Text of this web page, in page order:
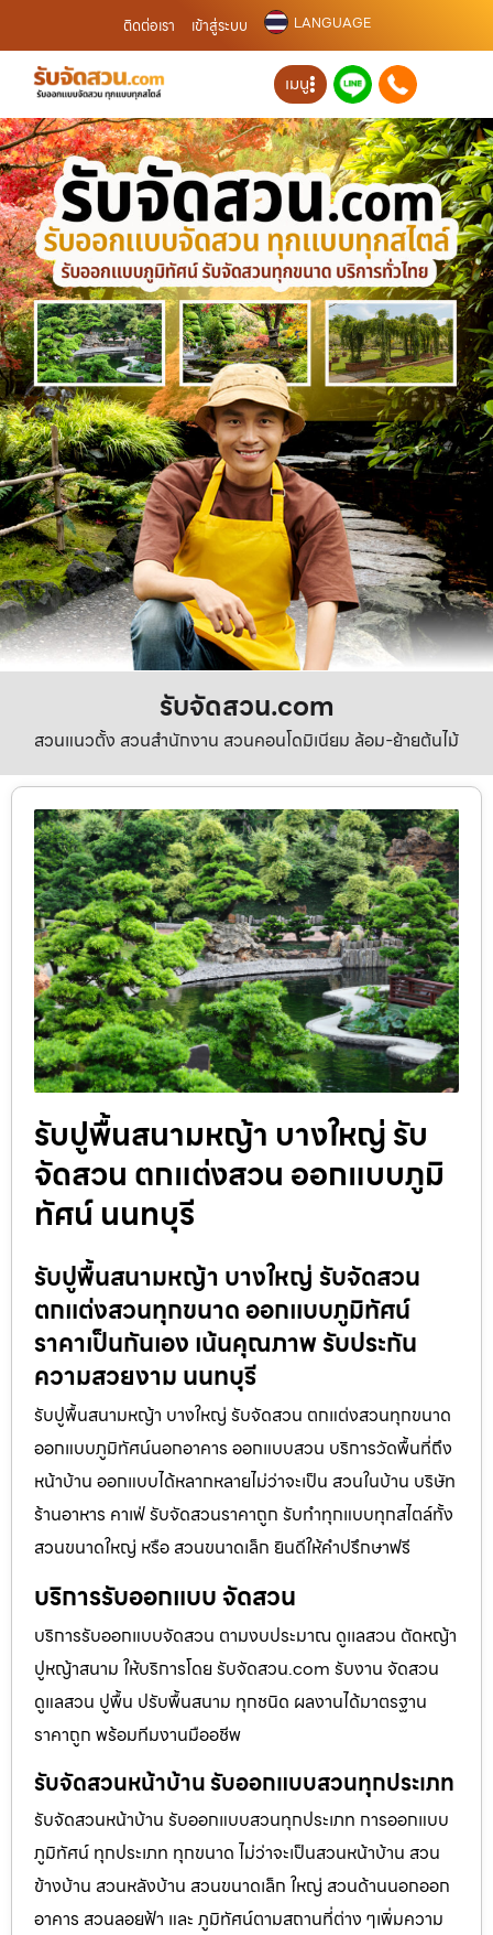
ติดต่อเรา เข้าสู่ระบบ LANGUAGE
เมนู
รับจัดสวน.com
สวนแนวตั้ง สวนสำนักงาน สวนคอนโดมิเนียม ล้อม-ย้ายต้นไม้
รับปูพื้นสนามหญ้า บางใหญ่ รับ
จัดสวน ตกแต่งสวน ออกแบบภูมิ
ทัศน์ นนทบุรี
รับปูพื้นสนามหญ้า บางใหญ่ รับจัดสวน
ตกแต่งสวนทุกขนาด ออกแบบภูมิทัศน์
ราคาเป็นกันเอง เน้นคุณภาพ รับประกัน
ความสวยงาม นนทบุรี
รับปูพื้นสนามหญ้า บางใหญ่ รับจัดสวน ตกแต่งสวนทุกขนาด
ออกแบบภูมิทัศน์นอกอาคาร ออกแบบสวน บริการวัดพื้นที่ถึง
หน้าบ้าน ออกแบบได้หลากหลายไม่ว่าจะเป็น สวนในบ้าน บริษัท
ร้านอาหาร คาเฟ่ รับจัดสวนราคาถูก รับทำทุกแบบทุกสไตล์ทั้ง
สวนขนาดใหญ่ หรือ สวนขนาดเล็ก ยินดีให้คำปรึกษาฟรี
บริการรับออกแบบ จัดสวน
บริการรับออกแบบจัดสวน ตามงบประมาณ ดูเเลสวน ตัดหญ้า
ปูหญ้าสนาม ให้บริการโดย รับจัดสวน.com รับงาน จัดสวน
ดูแลสวน ปูพื้น ปรับพื้นสนาม ทุกชนิด ผลงานได้มาตรฐาน
ราคาถูก พร้อมทีมงานมืออชีพ
รับจัดสวนหน้าบ้าน รับออกแบบสวนทุกประเภท
รับจัดสวนหน้าบ้าน รับออกแบบสวนทุกประเภท การออกแบบ
ภูมิทัศน์ ทุกประเภท ทุกขนาด ไม่ว่าจะเป็นสวนหน้าบ้าน สวน
ข้างบ้าน สวนหลังบ้าน สวนขนาดเล็ก ใหญ่ สวนด้านนอกออก
อาคาร สวนลอยฟ้า และ ภูมิทัศน์ตามสถานที่ต่าง ๆเพิ่มความ